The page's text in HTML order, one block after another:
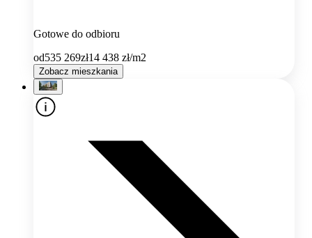
Gotowe do odbioru
od535 269zł14 438 zł/m2
Zobacz mieszkania